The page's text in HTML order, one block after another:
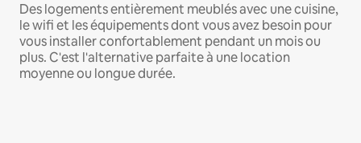
Des logements entièrement meublés avec une cuisine,
le wifi et les équipements dont vous avez besoin pour
vous installer confortablement pendant un mois ou
plus. C'est l'alternative parfaite à une location
moyenne ou longue durée.